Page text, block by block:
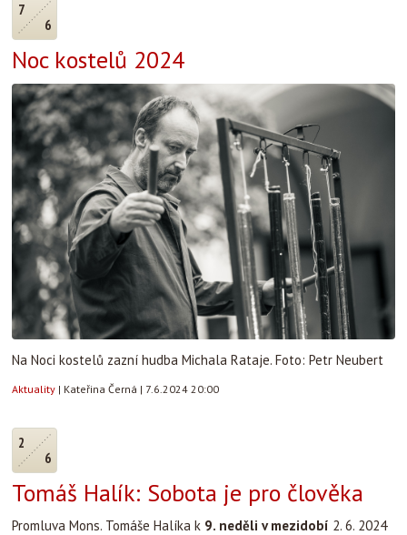
7
6
Noc kostelů 2024
Na Noci kostelů zazní hudba Michala Rataje. Foto: Petr Neubert
Aktuality | Kateřina Černá | 7.6.2024 20:00
2
6
Tomáš Halík: Sobota je pro člověka
Promluva Mons. Tomáše Halíka k 9. neděli v mezidobí 2. 6. 2024